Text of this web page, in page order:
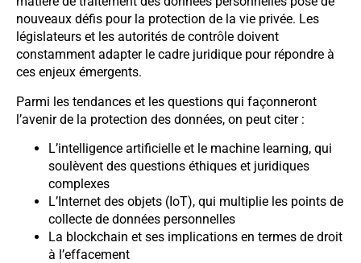
nouveaux défis pour la protection de la vie privée. Les
législateurs et les autorités de contrôle doivent
constamment adapter le cadre juridique pour répondre à
ces enjeux émergents.
Parmi les tendances et les questions qui façonneront
l’avenir de la protection des données, on peut citer :
L’intelligence artificielle et le machine learning, qui
soulèvent des questions éthiques et juridiques
complexes
L’Internet des objets (IoT), qui multiplie les points de
collecte de données personnelles
La blockchain et ses implications en termes de droit
à l’effacement